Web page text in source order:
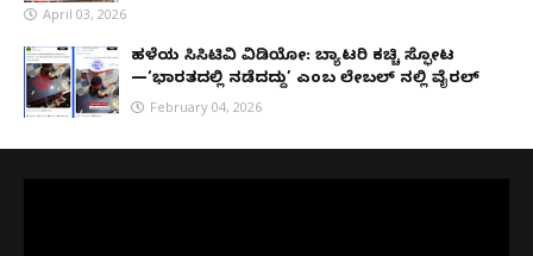
April 03, 2026
ಹಳೆಯ ಸಿಸಿಟಿವಿ ವಿಡಿಯೋ: ಬ್ಯಾಟರಿ ಕಚ್ಚಿ ಸ್ಫೋಟ
—‘ಭಾರತದಲ್ಲಿ ನಡೆದದ್ದು’ ಎಂಬ ಲೇಬಲ್ ನಲ್ಲಿ ವೈರಲ್
February 04, 2026